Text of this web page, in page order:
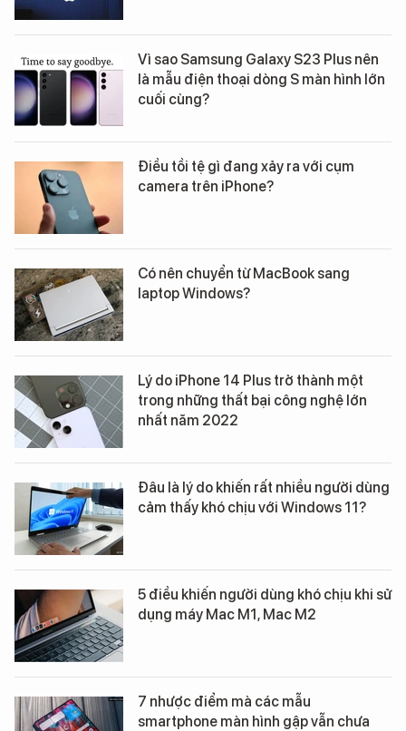
Vì sao Samsung Galaxy S23 Plus nên
là mẫu điện thoại dòng S màn hình lớn
cuối cùng?
Điều tồi tệ gì đang xảy ra với cụm
camera trên iPhone?
Có nên chuyển từ MacBook sang
laptop Windows?
Lý do iPhone 14 Plus trở thành một
trong những thất bại công nghệ lớn
nhất năm 2022
Đâu là lý do khiến rất nhiều người dùng
cảm thấy khó chịu với Windows 11?
5 điều khiến người dùng khó chịu khi sử
dụng máy Mac M1, Mac M2
7 nhược điểm mà các mẫu
smartphone màn hình gập vẫn chưa